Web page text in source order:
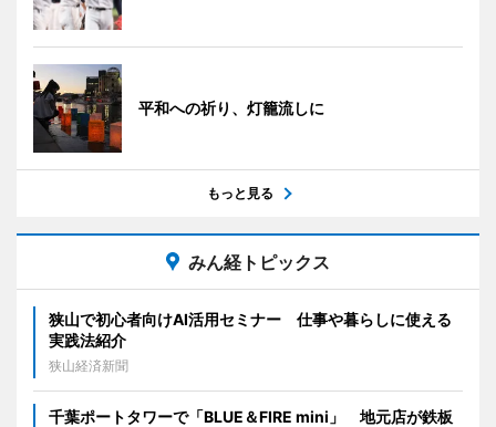
平和への祈り、灯籠流しに
もっと見る
みん経トピックス
狭山で初心者向けAI活用セミナー 仕事や暮らしに使える
実践法紹介
狭山経済新聞
千葉ポートタワーで「BLUE＆FIRE mini」 地元店が鉄板